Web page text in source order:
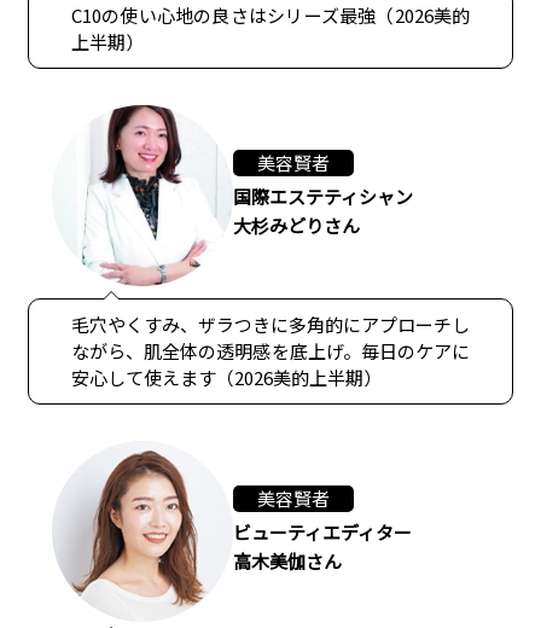
C10の使い心地の良さはシリーズ最強（2026美的
上半期）
美容賢者
国際エステティシャン
大杉みどりさん
毛穴やくすみ、ザラつきに多角的にアプローチし
ながら、肌全体の透明感を底上げ。毎日のケアに
安心して使えます（2026美的上半期）
美容賢者
ビューティエディター
高木美伽さん